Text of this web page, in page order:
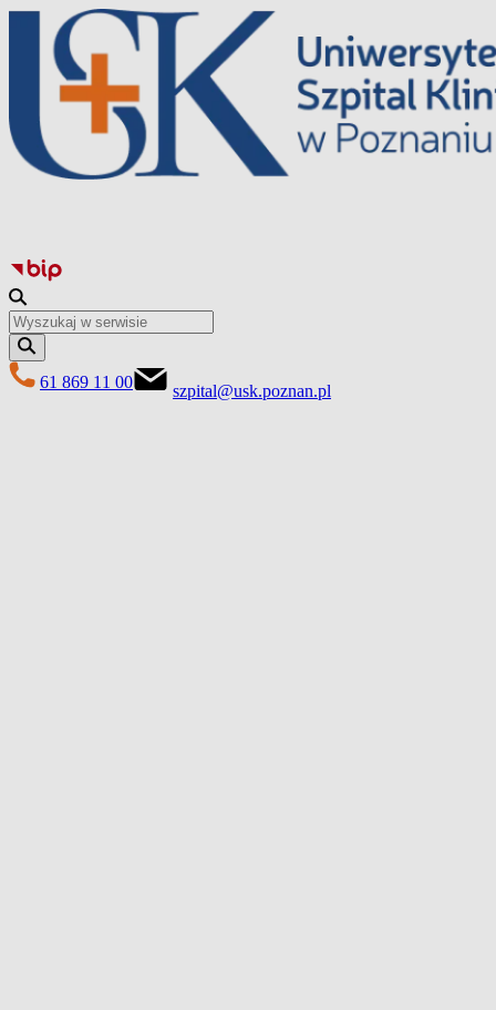
Перейти
вмісту
61 869 11 00 szpital@usk.poznan.pl